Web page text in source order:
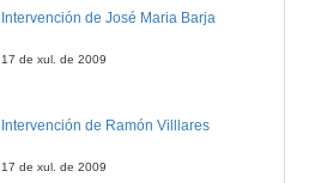
Intervención de José Maria Barja
17 de xul. de 2009
Intervención de Ramón Villlares
17 de xul. de 2009